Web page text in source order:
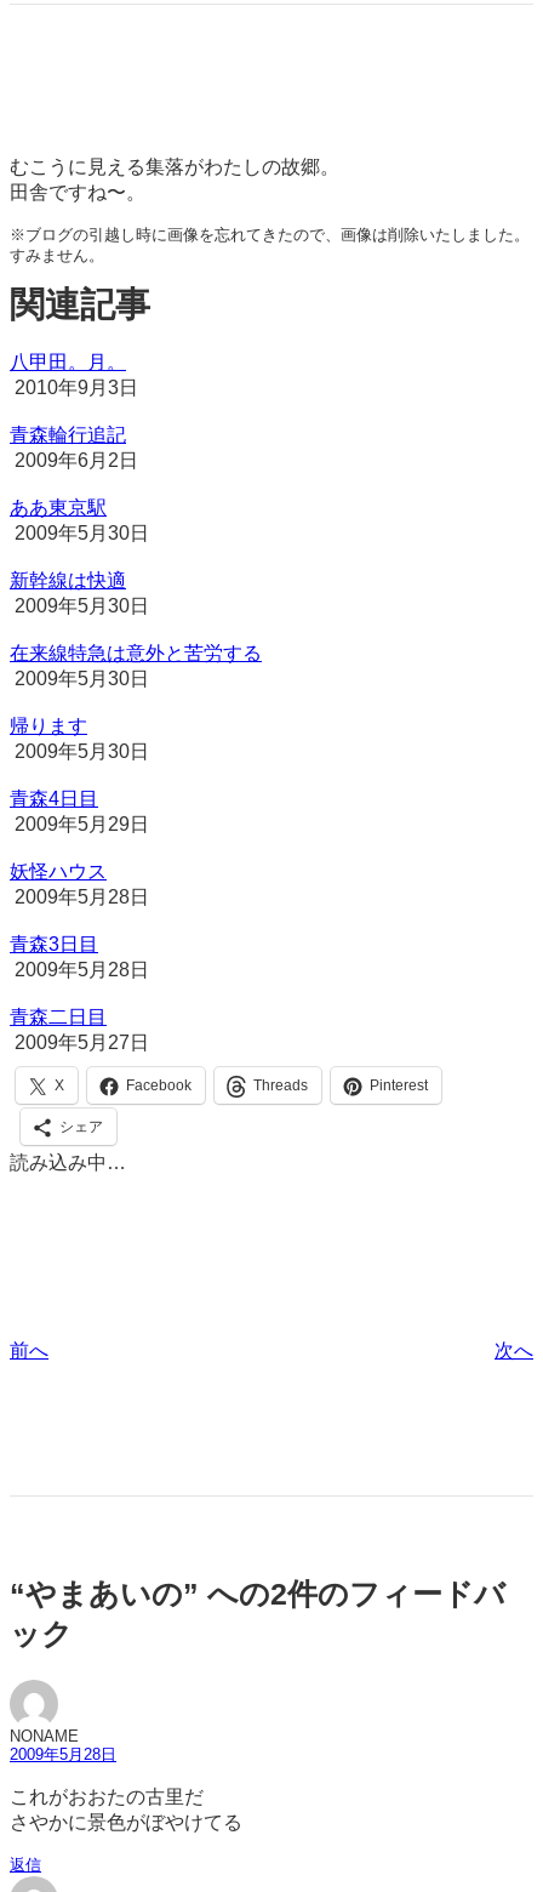
むこうに見える集落がわたしの故郷。
田舎ですね〜。
※ブログの引越し時に画像を忘れてきたので、画像は削除いたしました。
すみません。
関連記事
八甲田。月。
2010年9月3日
青森輪行追記
2009年6月2日
ああ東京駅
2009年5月30日
新幹線は快適
2009年5月30日
在来線特急は意外と苦労する
2009年5月30日
帰ります
2009年5月30日
青森4日目
2009年5月29日
妖怪ハウス
2009年5月28日
青森3日目
2009年5月28日
青森二日目
2009年5月27日
X Facebook Threads Pinterest
シェア
読み込み中…
前へ 次へ
“やまあいの” への2件のフィードバ
ック
NONAME
2009年5月28日
これがおおたの古里だ
さやかに景色がぼやけてる
返信